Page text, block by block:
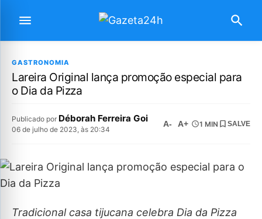
GASTRONOMIA
Lareira Original lança promoção especial para
o Dia da Pizza
Publicado por Déborah Ferreira Goi
06 de julho de 2023, às 20:34
A- A+ 1 MIN SALVE
Tradicional casa tijucana celebra Dia da Pizza